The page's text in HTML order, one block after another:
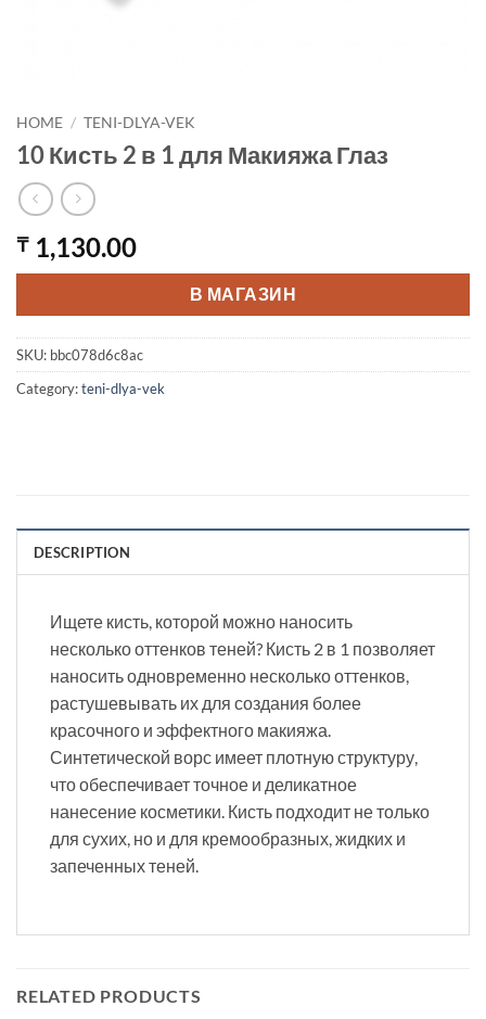
HOME / TENI-DLYA-VEK
10 Кисть 2 в 1 для Макияжа Глаз
₸ 1,130.00
В МАГАЗИН
SKU: bbc078d6c8ac
Category:teni-dlya-vek
DESCRIPTION
Ищете кисть, которой можно наносить
несколько оттенков теней? Кисть 2 в 1 позволяет
наносить одновременно несколько оттенков,
растушевывать их для создания более
красочного и эффектного макияжа.
Синтетической ворс имеет плотную структуру,
что обеспечивает точное и деликатное
нанесение косметики. Кисть подходит не только
для сухих, но и для кремообразных, жидких и
запеченных теней.
RELATED PRODUCTS